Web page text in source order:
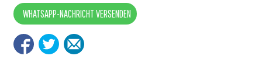
WHATSAPP-NACHRICHT VERSENDEN